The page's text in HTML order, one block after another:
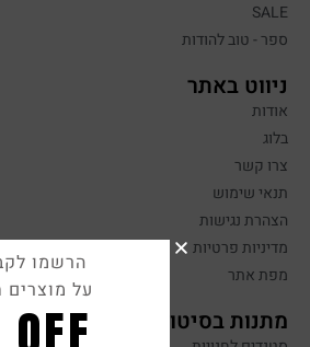
SALE
ספר - טוב להודות
ניווט באתר
אודות
בלוג
צרו קשר
תנאי שימוש
הצהרת נגישות
מדיניות פרטיות
מפת אתר
מתנות בסיטונאות
הרשמו
על מוצרים